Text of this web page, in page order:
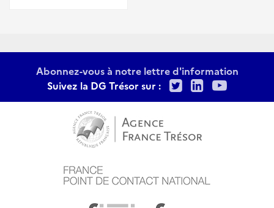
Abonnez-vous à notre lettre d'information
Suivez la DG Trésor sur :
TwitterLinkedIn